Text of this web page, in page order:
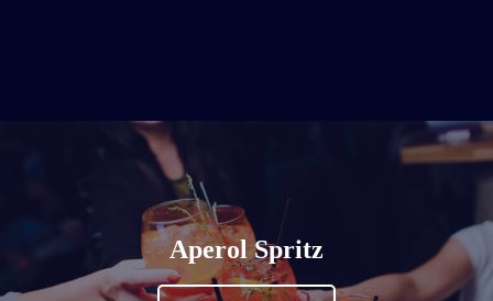
Aperol Spritz